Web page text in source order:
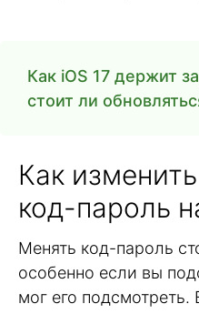
Как iOS 17 держит
стоит ли
Как
код-пароль
Менять код-пароль
особенно если вы
мог его подсмотреть.